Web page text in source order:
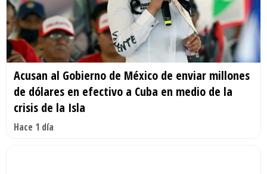
Acusan al Gobierno de México de enviar millones
de dólares en efectivo a Cuba en medio de la
crisis de la Isla
Hace 1 día